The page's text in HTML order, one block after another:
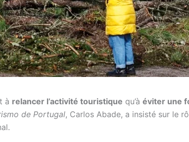
à relancer l’activité touristique qu’à éviter une
de Portugal, Carlos Abade, a insisté sur le